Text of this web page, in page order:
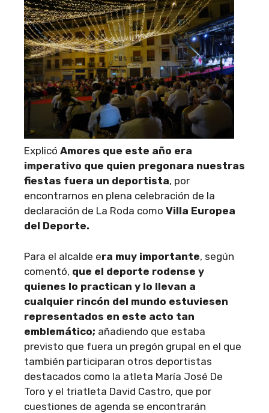
Explicó Amores que este año era
imperativo que quien pregonara nuestras
fiestas fuera un deportista, por
encontrarnos en plena celebración de la
declaración de La Roda como Villa Europea
del Deporte.
Para el alcalde era muy importante, según
comentó, que el deporte rodense y
quienes lo practican y lo llevan a
cualquier rincón del mundo estuviesen
representados en este acto tan
emblemático; añadiendo que estaba
previsto que fuera un pregón grupal en el que
también participaran otros deportistas
destacados como la atleta María José De
Toro y el triatleta David Castro, que por
cuestiones de agenda se encontrarán